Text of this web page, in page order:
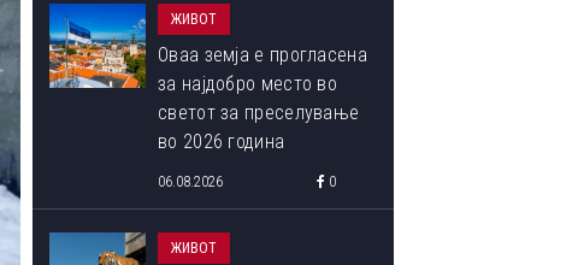
ЖИВОТ
Оваа земја е прогласена
за најдобро место во
светот за преселување
во 2026 година
06.08.2026 0
ЖИВОТ